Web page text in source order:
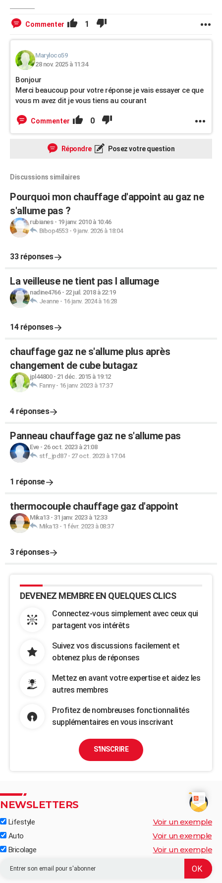
Commenter 1
Maryloco59
28 nov. 2025 à 11:34
Bonjour
Merci beaucoup pour votre réponse je vais essayer ce que
vous m avez dit je vous tiens au courant
Commenter 0
Répondre Posez votre question
Discussions similaires
Pourquoi mon chauffage d'appoint au gaz ne
s'allume pas ?
rubianes- 19 janv. 2010 à 10:46
Bibop4553- 9 janv. 2026 à 18:04
33 réponses
La veilleuse ne tient pas l allumage
nadine4766- 22 juil. 2018 à 22:19
Jeanne- 16 janv. 2024 à 16:28
14 réponses
chauffage gaz ne s'allume plus après
changement de cube butagaz
jpl44800- 21 déc. 2015 à 19:12
Fanny- 16 janv. 2023 à 17:37
4 réponses
Panneau chauffage gaz ne s'allume pas
Eve- 26 oct. 2023 à 21:08
stf_jpd87- 27 oct. 2023 à 17:04
1 réponse
thermocouple chauffage gaz d'appoint
Mika13- 31 janv. 2023 à 12:33
Mika13- 1 févr. 2023 à 08:37
3 réponses
DEVENEZ MEMBRE EN QUELQUES CLICS
Connectez-vous simplement avec ceux qui
partagent vos intérêts
Suivez vos discussions facilement et
obtenez plus de réponses
Mettez en avant votre expertise et aidez les
autres membres
Profitez de nombreuses fonctionnalités
supplémentaires en vous inscrivant
S'INSCRIRE
NEWSLETTERS
Lifestyle Voir un exemple
Auto Voir un exemple
Bricolage Voir un exemple